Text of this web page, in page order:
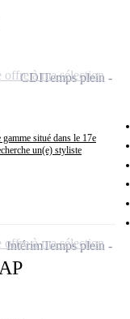
situé dans le 17e
un(e) styliste
CDITemps plein
offre à ma sélection
IntérimTemps plein
offre à ma sélection